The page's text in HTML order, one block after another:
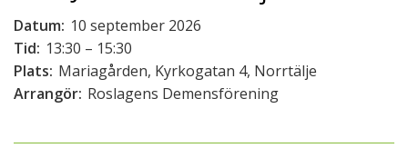
Datum: 10 september 2026
Tid: 13:30 – 15:30
Plats: Mariagården, Kyrkogatan 4, Norrtälje
Arrangör: Roslagens Demensförening